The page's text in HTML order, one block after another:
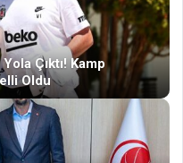
Çıktı! Kamp
Oldu